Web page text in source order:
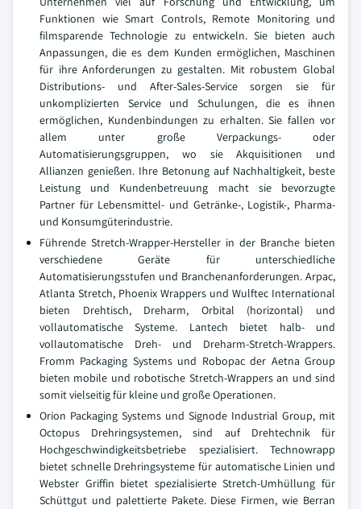
Funktionen wie Smart Controls, Remote Monitoring und
filmsparende Technologie zu entwickeln. Sie bieten auch
Anpassungen, die es dem Kunden ermöglichen, Maschinen
für ihre Anforderungen zu gestalten. Mit robustem Global
Distributions- und After-Sales-Service sorgen sie für
unkomplizierten Service und Schulungen, die es ihnen
ermöglichen, Kundenbindungen zu erhalten. Sie fallen vor
allem unter große Verpackungs- oder
Automatisierungsgruppen, wo sie Akquisitionen und
Allianzen genießen. Ihre Betonung auf Nachhaltigkeit, beste
Leistung und Kundenbetreuung macht sie bevorzugte
Partner für Lebensmittel- und Getränke-, Logistik-, Pharma-
und Konsumgüterindustrie.
Führende Stretch-Wrapper-Hersteller in der Branche bieten
verschiedene Geräte für unterschiedliche
Automatisierungsstufen und Branchenanforderungen. Arpac,
Atlanta Stretch, Phoenix Wrappers und Wulftec International
bieten Drehtisch, Dreharm, Orbital (horizontal) und
vollautomatische Systeme. Lantech bietet halb- und
vollautomatische Dreh- und Dreharm-Stretch-Wrappers.
Fromm Packaging Systems und Robopac der Aetna Group
bieten mobile und robotische Stretch-Wrappers an und sind
somit vielseitig für kleine und große Operationen.
Orion Packaging Systems und Signode Industrial Group, mit
Octopus Drehringsystemen, sind auf Drehtechnik für
Hochgeschwindigkeitsbetriebe spezialisiert. Technowrapp
bietet schnelle Drehringsysteme für automatische Linien und
Webster Griffin bietet spezialisierte Stretch-Umhüllung für
Schüttgut und palettierte Pakete. Diese Firmen, wie Berran